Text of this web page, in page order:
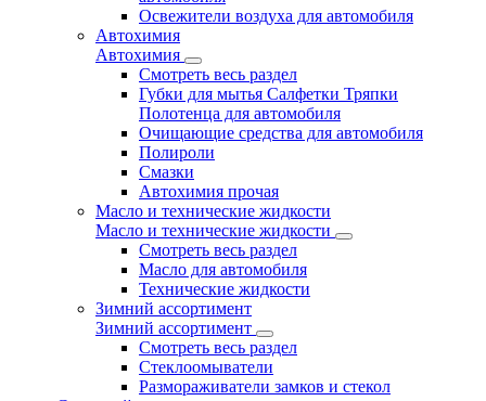
Освежители воздуха для автомобиля
Автохимия
Автохимия
Смотреть весь раздел
Губки для мытья Салфетки Тряпки
Полотенца для автомобиля
Очищающие средства для автомобиля
Полироли
Смазки
Автохимия прочая
Масло и технические жидкости
Масло и технические жидкости
Смотреть весь раздел
Масло для автомобиля
Технические жидкости
Зимний ассортимент
Зимний ассортимент
Смотреть весь раздел
Стеклоомыватели
Размораживатели замков и стекол